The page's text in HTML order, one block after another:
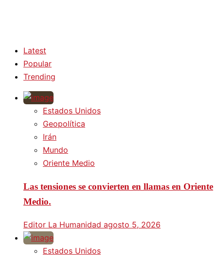
Latest
Popular
Trending
Estados Unidos
Geopolítica
Irán
Mundo
Oriente Medio
Las tensiones se convierten en llamas en Oriente
Medio.
Editor La Humanidad agosto 5, 2026
Estados Unidos